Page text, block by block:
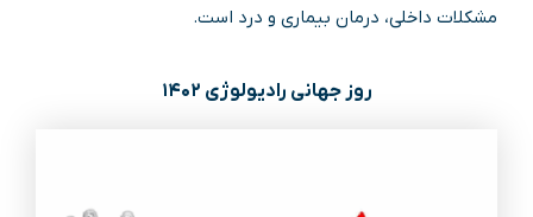
مشکلات داخلی، درمان بیماری و درد است.
روز جهانی رادیولوژی ۱۴۰۲